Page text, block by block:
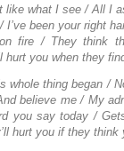
like what I see / All I
I’ve been your right
fire / They think
hurt you when they
whole thing began /
believe me / My
you say today /
hurt you if they think